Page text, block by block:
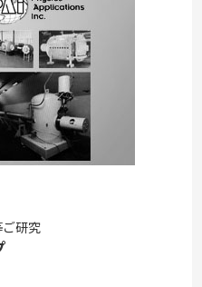
研究